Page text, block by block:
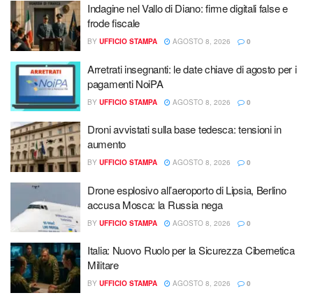
Indagine nel Vallo di Diano: firme digitali false e
frode fiscale
BY UFFICIO STAMPA AGOSTO 8, 2026 0
Arretrati insegnanti: le date chiave di agosto per i
pagamenti NoiPA
BY UFFICIO STAMPA AGOSTO 8, 2026 0
Droni avvistati sulla base tedesca: tensioni in
aumento
BY UFFICIO STAMPA AGOSTO 8, 2026 0
Drone esplosivo all’aeroporto di Lipsia, Berlino
accusa Mosca: la Russia nega
BY UFFICIO STAMPA AGOSTO 8, 2026 0
Italia: Nuovo Ruolo per la Sicurezza Cibernetica
Militare
BY UFFICIO STAMPA AGOSTO 8, 2026 0